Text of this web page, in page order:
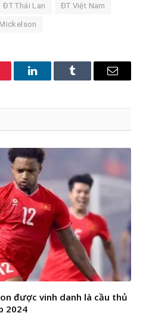
ĐT Thái Lan ĐT Việt Nam
LinkedInTumblr Email
được vinh danh là cầu thủ
2024